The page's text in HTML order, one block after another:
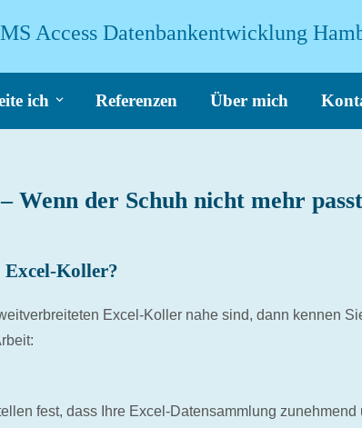
MS Access Datenbankentwicklung
ich Referenzen Über mich
Wenn der Schuh nicht mehr passt
Excel-Koller?
Excel-Koller nahe sind, dann kennen
fest, dass Ihre Excel-Datensammlung